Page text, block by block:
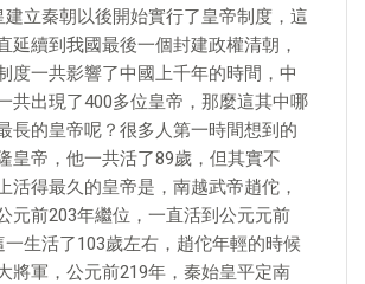
建立秦朝以後開始實行了皇帝制度，這
延續到我國最後一個封建政權清朝，
度一共影響了中國上千年的時間，中
共出現了400多位皇帝，那麼這其中哪
長的皇帝呢？很多人第一時間想到的
皇帝，他一共活了89歲，但其實不
活得最久的皇帝是，南越武帝趙佗，
元前203年繼位，一直活到公元元前
一生活了103歲左右，趙佗年輕的時候
將軍，公元前219年，秦始皇平定南